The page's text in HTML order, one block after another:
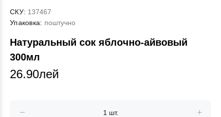
СКУ: 137467
Упаковка: поштучно
Натуральный сок яблочно-айвовый
300мл
26.90лей